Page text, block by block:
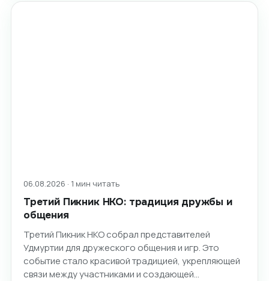
06.08.2026 · 1 мин читать
Третий Пикник НКО: традиция дружбы и
общения
Третий Пикник НКО собрал представителей
Удмуртии для дружеского общения и игр. Это
событие стало красивой традицией, укрепляющей
связи между участниками и создающей…